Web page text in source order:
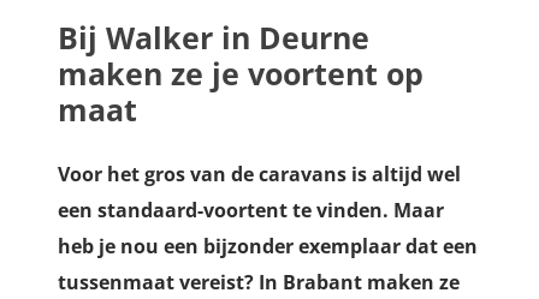
Bij Walker in Deurne
maken ze je voortent op
maat
Voor het gros van de caravans is altijd wel
een standaard-voortent te vinden. Maar
heb je nou een bijzonder exemplaar dat een
tussenmaat vereist? In Brabant maken ze